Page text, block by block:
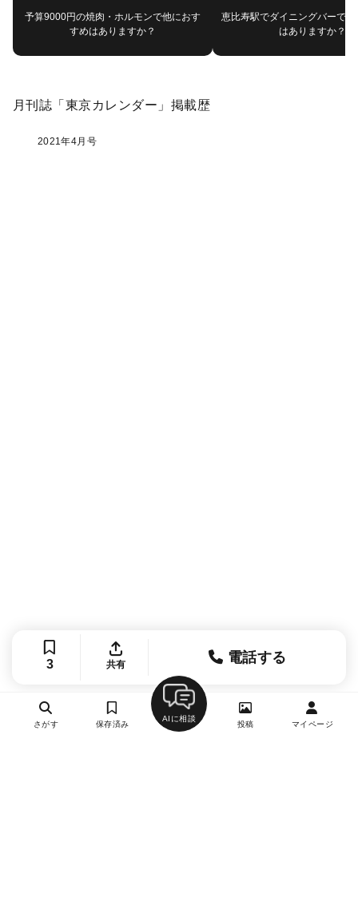
予算9000円の焼肉・ホルモンで他におす
すめはありますか？
恵比寿駅でダイニングバーで
はありますか？
月刊誌「東京カレンダー」掲載歴
2021年4月号
3 共有 電話する
さがす 保存済み
AIに相談
投稿 マイページ